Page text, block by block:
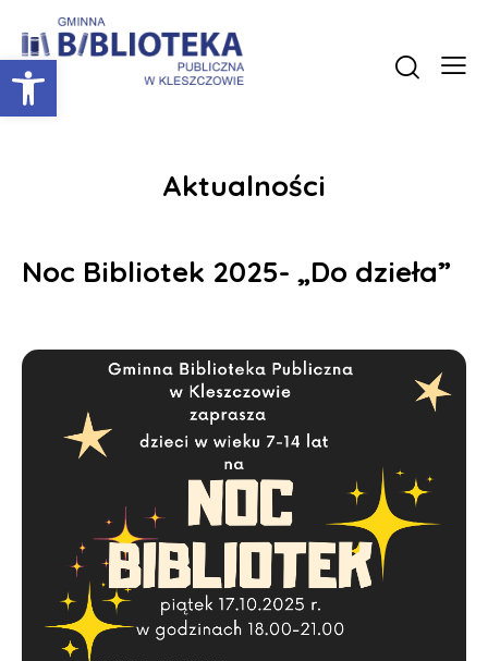
Otwórz pasek narzędzi
Aktualności
Noc Bibliotek 2025- „Do dzieła”